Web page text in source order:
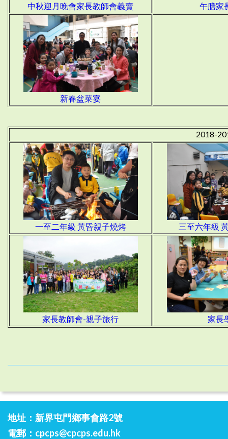
中秋迎月晚會家長教師會義賣 午膳家
新春盆菜宴
2018-
一至二年級 黃昏親子燒烤 三至六年級
家長教師會-親子旅行 家長
地址：新界屯門鄉事會路2號
電郵： cpcps@cpcps.edu.hk